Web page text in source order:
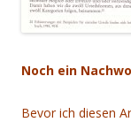
Noch ein
Bevor ich diesen